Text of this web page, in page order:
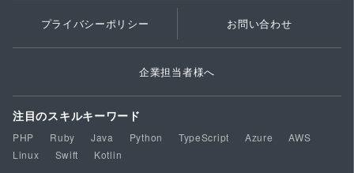
プライバシーポリシー お問い合わせ
企業担当者様へ
注目のスキルキーワード
PHP Ruby Java Python TypeScript Azure
AWS
Linux
Swift Kotlin